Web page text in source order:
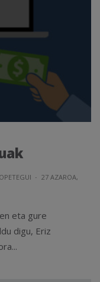
· 27 AZAROA,
eta gure
digu, Eriz